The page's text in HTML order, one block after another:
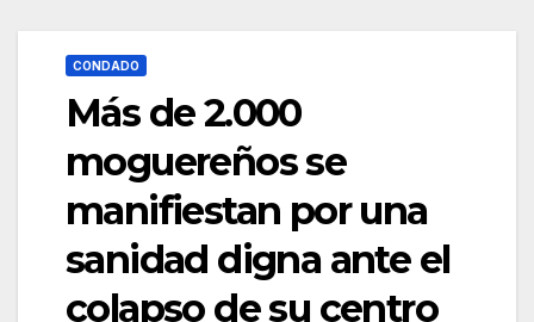
CONDADO
Más de 2.000
moguereños se
manifiestan por una
sanidad digna ante el
colapso de su centro